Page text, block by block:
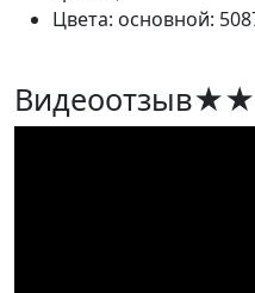
Цвета: основной:
Видеоотзыв